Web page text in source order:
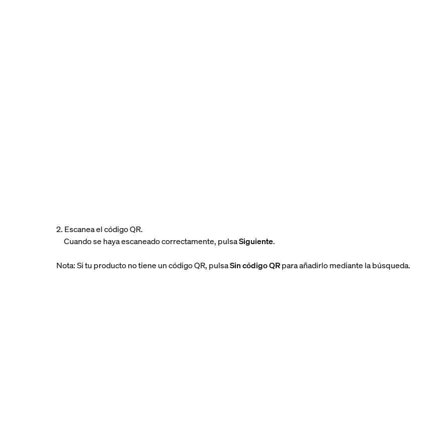
2. Escanea el código QR.
Cuando se haya escaneado correctamente, pulsaSiguiente.
Nota: Si tu producto no tiene un código QR, pulsaSin código QRpara añadirlo mediante la búsqueda.